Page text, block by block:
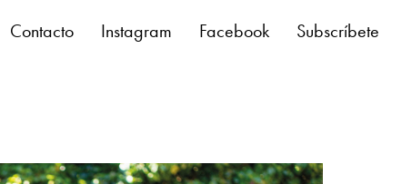
Contacto Instagram Facebook Subscríbete